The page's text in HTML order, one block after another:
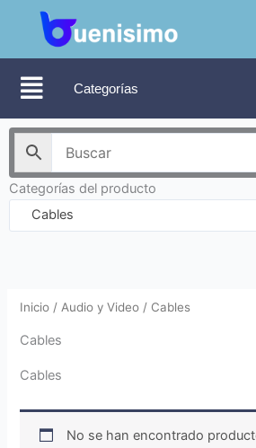
contenido
Categorías
Categorías del producto
Cables
Inicio / Audio y Video / Cables
Cables
Cables
No se han encontrado